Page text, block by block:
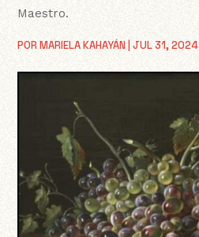
PORMARIELA KAHAYÁN |JUL 31, 2024
Maestro.